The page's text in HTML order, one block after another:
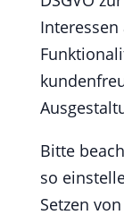
Bitte
so
Setzen